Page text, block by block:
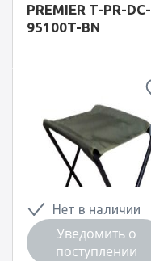
PREMIER T-PR-DC-
95100T-BN
Нет в наличии
Уведомить о
поступлении